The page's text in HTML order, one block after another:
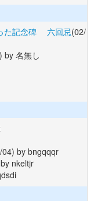
た記念碑 六回忌(02/
by 名無し
04) by bngqqqr
nkeltjr